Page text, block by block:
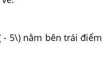
5\) nằm bên trái